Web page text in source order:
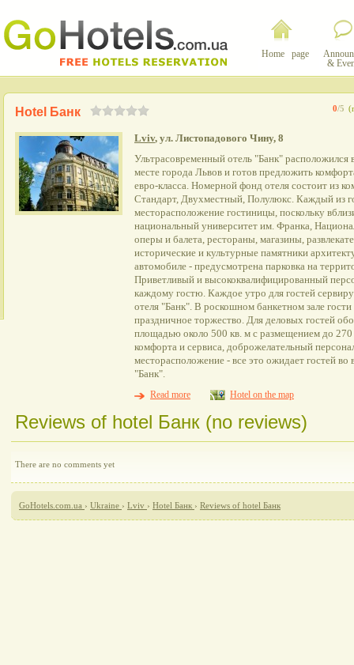
Home page
&
0/5
Hotel Банк
Lviv, ул. Листопадового Чину, 8
Ультрасовременный отель "Банк" расположился
месте города Львов и готов предложить
евро-класса. Номерной фонд отеля состоит из
Стандарт, Двухместный, Полулюкс. Каждый из
месторасположение гостиницы, поскольку
национальный университет им. Франка,
оперы и балета, рестораны, магазины,
исторические и культурные памятники
автомобиле - предусмотрена парковка на
Приветливый и высококвалифицированный
каждому гостю. Каждое утро для гостей
отеля "Банк". В роскошном банкетном зале
праздничное торжество. Для деловых гостей
площадью около 500 кв. м с размещением до
комфорта и сервиса, доброжелательный
месторасположение - все это ожидает гостей во
"Банк".
Read more
Hotel on the map
Reviews of hotel Банк (no reviews)
There are no comments yet
GoHotels.com.ua › Ukraine › Lviv › Hotel Банк › Reviews of hotel Банк